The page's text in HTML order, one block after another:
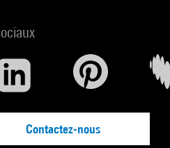
Contactez-nous